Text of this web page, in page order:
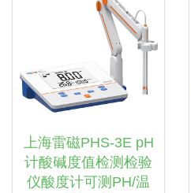
上海雷磁PHS-3E pH
计酸碱度值检测检验
仪酸度计可测PH/温